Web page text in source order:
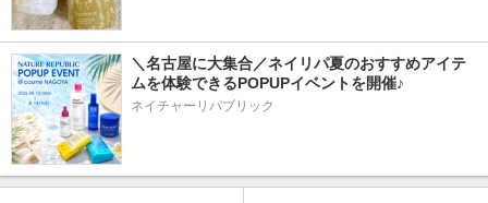
＼名古屋に大集合／ネイリパ夏のおすすめアイテ
ムを体験できるPOPUPイベントを開催♪
ネイチャーリパブリック